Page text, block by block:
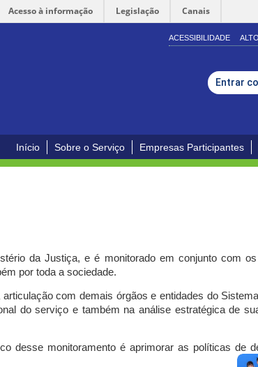
Acesso à informação Legislação Canais
ACESSIBILIDADE
Entrar
Início Sobre o Serviço Empresas Participantes
da Justiça, e é monitorado em conjunto com
por toda a sociedade.
com demais órgãos e entidades do
do serviço e também na análise estratégica de
desse monitoramento é aprimorar as políticas de